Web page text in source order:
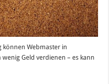
können Webmaster in
Geld verdienen – es kann